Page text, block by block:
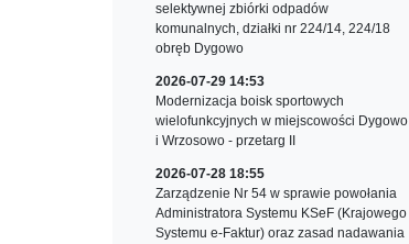
selektywnej zbiórki odpadów
komunalnych, działki nr 224/14, 224/18
obręb Dygowo
2026-07-29 14:53
Modernizacja boisk sportowych
wielofunkcyjnych w miejscowości Dygowo
i Wrzosowo - przetarg II
2026-07-28 18:55
Zarządzenie Nr 54 w sprawie powołania
Administratora Systemu KSeF (Krajowego
Systemu e-Faktur) oraz zasad nadawania